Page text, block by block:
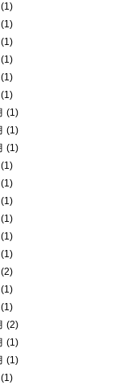
(1)
(1)
(1)
(2)
(1)
(1)